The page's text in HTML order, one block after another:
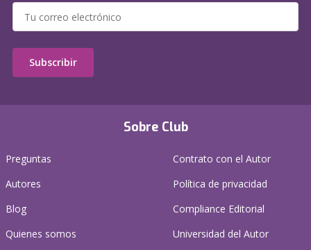
Sobre Club
Preguntas
Autores
Blog
Quienes somos
Contrato con el Autor
Política de privacidad
Compliance Editorial
Universidad del Autor
Subscribir